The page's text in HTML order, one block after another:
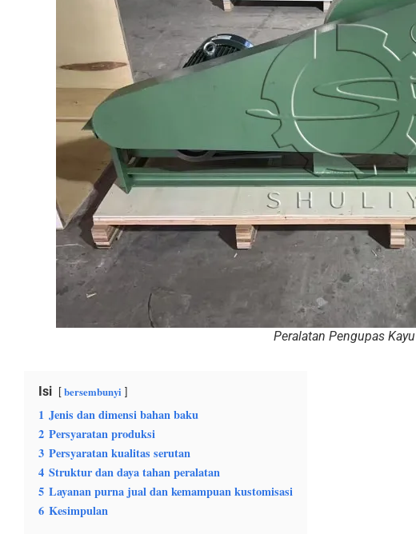
Peralatan Pengupas Kayu
Isi bersembunyi
1 Jenis dan dimensi bahan baku
2 Persyaratan produksi
3 Persyaratan kualitas serutan
4 Struktur dan daya tahan peralatan
5 Layanan purna jual dan kemampuan kustomisasi
6 Kesimpulan